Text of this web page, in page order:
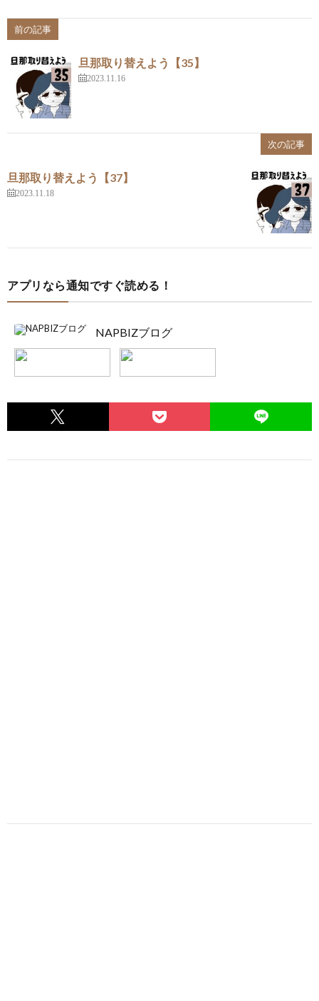
前の記事
旦那取り替えよう【35】
2023.11.16
次の記事
旦那取り替えよう【37】
2023.11.18
アプリなら通知ですぐ読める！
NAPBIZブログ